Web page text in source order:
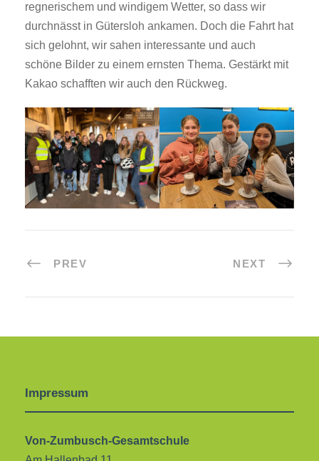
regnerischem und windigem Wetter, so dass wir
durchnässt in Gütersloh ankamen. Doch die Fahrt hat
sich gelohnt, wir sahen interessante und auch
schöne Bilder zu einem ernsten Thema. Gestärkt mit
Kakao schafften wir auch den Rückweg.
PREV NEXT
Impressum
Von-Zumbusch-Gesamtschule